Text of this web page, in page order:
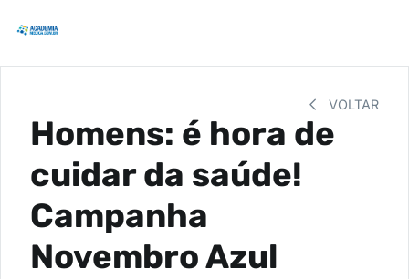
VOLTAR
Homens: é hora de
cuidar da saúde!
Campanha
Novembro Azul